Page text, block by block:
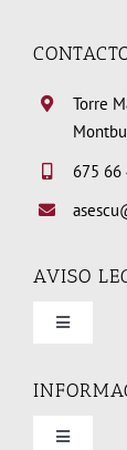
Torre
675 66
AVISO
Toggle
Condiciones
Toggle